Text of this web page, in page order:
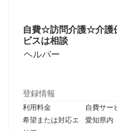
自費☆訪問介護☆介護
ビスは相談
ヘルパー
登録情報
利用料金
自費サー
希望または対応エ
愛知県内